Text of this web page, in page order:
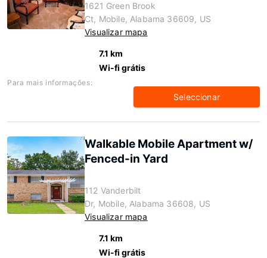
1621 Green Brook
Ct, Mobile, Alabama 36609, US
Visualizar mapa
7.1 km
Wi-fi grátis
Para mais informações:
Seleccionar
Walkable Mobile Apartment w/
Fenced-in Yard
112 Vanderbilt
Dr, Mobile, Alabama 36608, US
Visualizar mapa
7.1 km
Wi-fi grátis